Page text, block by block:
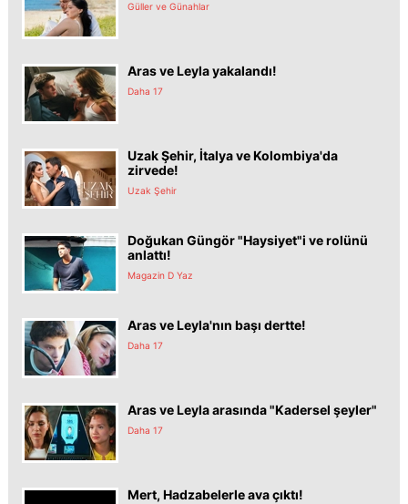
Güller ve Günahlar
Aras ve Leyla yakalandı!
Daha 17
Uzak Şehir, İtalya ve Kolombiya'da
zirvede!
Uzak Şehir
Doğukan Güngör "Haysiyet"i ve rolünü
anlattı!
Magazin D Yaz
Aras ve Leyla'nın başı dertte!
Daha 17
Aras ve Leyla arasında "Kadersel şeyler"
Daha 17
Mert, Hadzabelerle ava çıktı!